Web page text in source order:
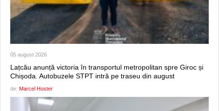
05 august 2026
Lațcău anunță victoria în transportul metropolitan spre Giroc și
Chișoda. Autobuzele STPT intră pe traseu din august
de: Marcel Hoster